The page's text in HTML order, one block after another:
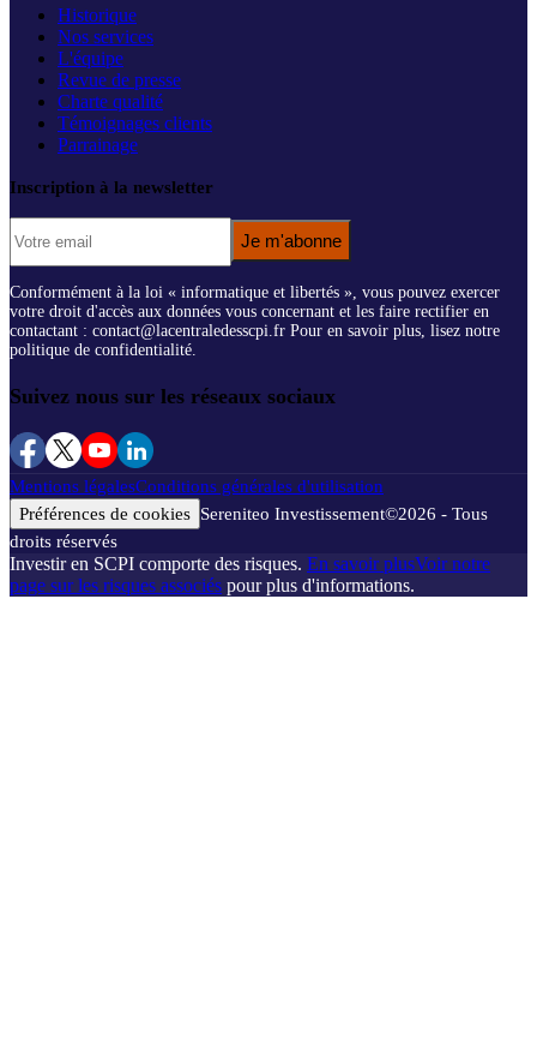
Historique
Nos services
L'équipe
Revue de presse
Charte qualité
Témoignages clients
Parrainage
Inscription à la newsletter
Je m'abonne
Conformément à la loi « informatique et libertés », vous pouvez exercer
votre droit d'accès aux données vous concernant et les faire rectifier en
contactant : contact@lacentraledesscpi.fr Pour en savoir plus, lisez notre
politique de confidentialité.
Suivez nous sur les réseaux sociaux
Mentions légalesConditions générales d'utilisation
Préférences de cookies Sereniteo Investissement©2026 - Tous
droits réservés
Investir en SCPI comporte des risques. En savoir plusVoir notre
page sur les risques associés pour plus d'informations.